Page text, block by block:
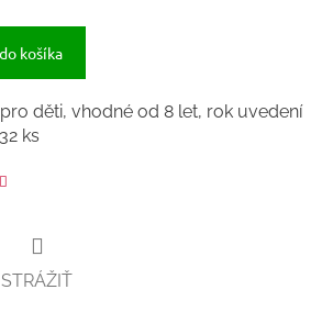
košíka
děti, vhodné od 8 let, rok uvedení
ks
STRÁŽIŤ